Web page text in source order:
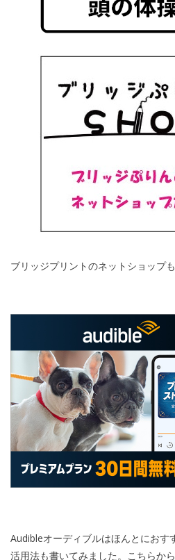
ブリッジプリントのネットショップ
Audibleオーディブルはほんとにおす
活用法も書いてみました。こちらか